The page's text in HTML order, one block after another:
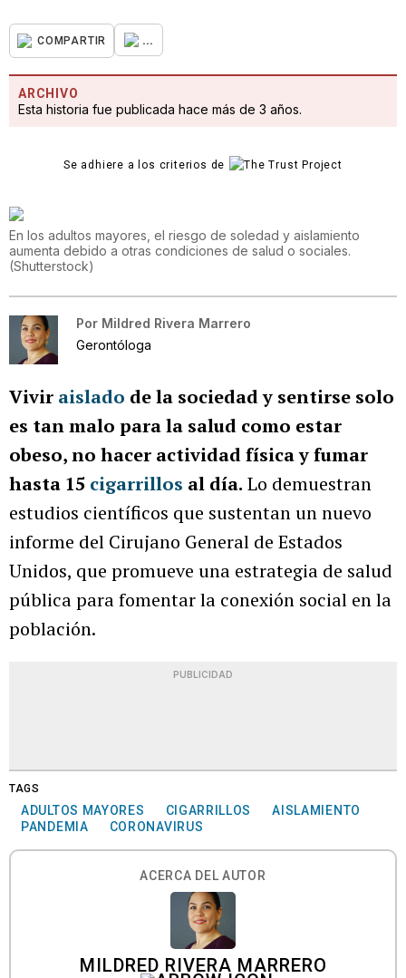
COMPARTIR ...
ARCHIVO
Esta historia fue publicada hace más de 3 años.
Se adhiere a los criterios de
En los adultos mayores, el riesgo de soledad y aislamiento
aumenta debido a otras condiciones de salud o sociales.
(Shutterstock)
Por Mildred Rivera Marrero
Gerontóloga
Vivir aislado de la sociedad y sentirse solo
es tan malo para la salud como estar
obeso, no hacer actividad física y fumar
hasta 15 cigarrillos al día. Lo demuestran
estudios científicos que sustentan un nuevo
informe del Cirujano General de Estados
Unidos, que promueve una estrategia de salud
pública para fomentar la conexión social en la
población.
PUBLICIDAD
TAGS
ADULTOS MAYORES CIGARRILLOS
AISLAMIENTO
PANDEMIA
CORONAVIRUS
ACERCA DEL AUTOR
MILDRED RIVERA MARRERO